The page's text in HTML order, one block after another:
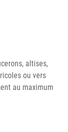
altises,
ou vers
au maximum